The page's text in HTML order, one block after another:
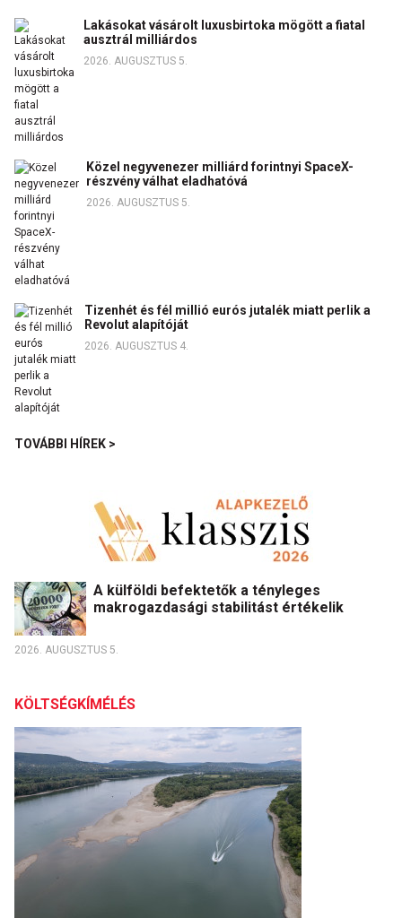
Lakásokat vásárolt luxusbirtoka mögött a fiatal
ausztrál milliárdos
2026. AUGUSZTUS 5.
Közel negyvenezer milliárd forintnyi SpaceX-
részvény válhat eladhatóvá
2026. AUGUSZTUS 5.
Tizenhét és fél millió eurós jutalék miatt perlik a
Revolut alapítóját
2026. AUGUSZTUS 4.
TOVÁBBI HÍREK >
A külföldi befektetők a tényleges
makrogazdasági stabilitást értékelik
2026. AUGUSZTUS 5.
KÖLTSÉGKÍMÉLÉS